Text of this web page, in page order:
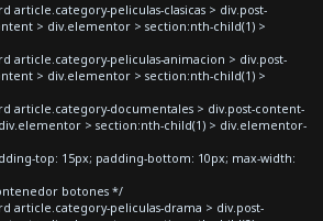
article.category-peliculas-clasicas > div.post-
> div.elementor > section:nth-child(1) >
article.category-peliculas-animacion > div.post-
> div.elementor > section:nth-child(1) >
article.category-documentales > div.post-content-
> section:nth-child(1) > div.elementor-
top: 15px; padding-bottom: 10px; max-width:
botones */
article.category-peliculas-drama > div.post-